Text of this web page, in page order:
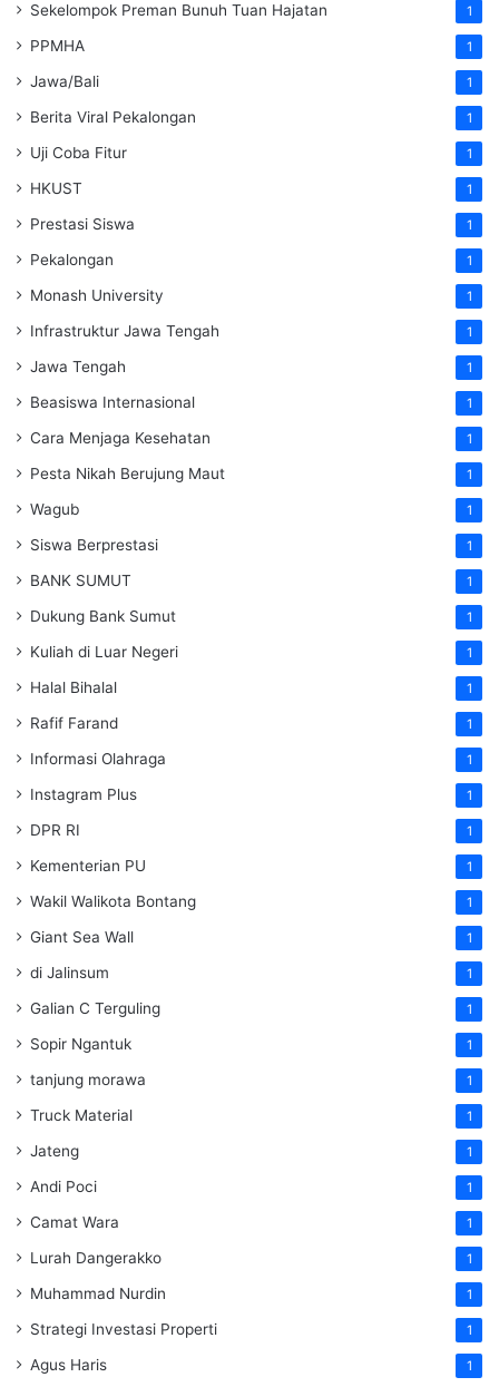
Sekelompok Preman Bunuh Tuan Hajatan 1
PPMHA 1
Jawa/Bali 1
Berita Viral Pekalongan 1
Uji Coba Fitur 1
HKUST 1
Prestasi Siswa 1
Pekalongan 1
Monash University 1
Infrastruktur Jawa Tengah 1
Jawa Tengah 1
Beasiswa Internasional 1
Cara Menjaga Kesehatan 1
Pesta Nikah Berujung Maut 1
Wagub 1
Siswa Berprestasi 1
BANK SUMUT 1
Dukung Bank Sumut 1
Kuliah di Luar Negeri 1
Halal Bihalal 1
Rafif Farand 1
Informasi Olahraga 1
Instagram Plus 1
DPR RI 1
Kementerian PU 1
Wakil Walikota Bontang 1
Giant Sea Wall 1
di Jalinsum 1
Galian C Terguling 1
Sopir Ngantuk 1
tanjung morawa 1
Truck Material 1
Jateng 1
Andi Poci 1
Camat Wara 1
Lurah Dangerakko 1
Muhammad Nurdin 1
Strategi Investasi Properti 1
Agus Haris 1